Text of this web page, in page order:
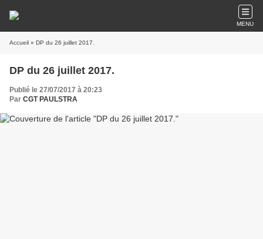
MENU
Accueil » DP du 26 juillet 2017.
DP du 26 juillet 2017.
Publié le 27/07/2017 à 20:23
Par CGT PAULSTRA